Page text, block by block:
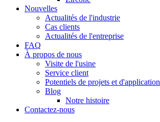
Nouvelles
Actualités de l'industrie
Cas clients
Actualités de l'entreprise
FAQ
À propos de nous
Visite de l'usine
Service client
Potentiels de projets et
Blog
Notre histoire
Contactez-nous